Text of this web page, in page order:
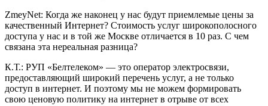
ZmeyNet: Когда же наконец у нас будут приемлемые цены за
качественный Интернет? Стоимость услуг широкополосного
доступа у нас и в той же Москве отличается в 10 раз. С чем
связана эта нереальная разница?
К.Т.: РУП «Белтелеком» — это оператор электросвязи,
предоставляющий широкий перечень услуг, а не только
доступ в интернет. И поэтому мы не можем формировать
свою ценовую политику на интернет в отрыве от всех